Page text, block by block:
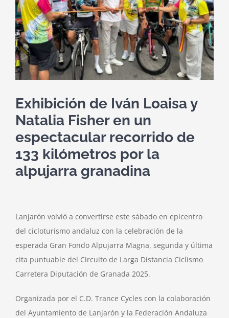
Exhibición de Iván Loaisa y
Natalia Fisher en un
espectacular recorrido de
133 kilómetros por la
alpujarra granadina
Lanjarón volvió a convertirse este sábado en epicentro
del cicloturismo andaluz con la celebración de la
esperada Gran Fondo Alpujarra Magna, segunda y última
cita puntuable del Circuito de Larga Distancia Ciclismo
Carretera Diputación de Granada 2025.
Organizada por el C.D. Trance Cycles con la colaboración
del Ayuntamiento de Lanjarón y la Federación Andaluza